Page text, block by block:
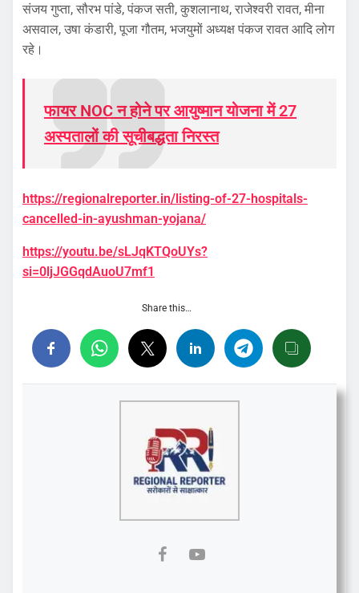
संजय गुप्ता, सौरभ पांडे, पंकज सती, कुशलानाथ, राजेश्वरी रावत, मीना
असवाल, उषा कंडारी, पूजा गौतम, भजयुमों अध्यक्ष पंकज रावत आदि लोग
रहे।
फायर NOC न होने पर आयुष्मान योजना में 27
अस्पतालों की सूचीबद्धता निरस्त
https://regionalreporter.in/listing-of-27-hospitals-
cancelled-in-ayushman-yojana/
https://youtu.be/sLJqKTQoUYs?
si=0ljJGGqdAuoU7mf1
Share this…